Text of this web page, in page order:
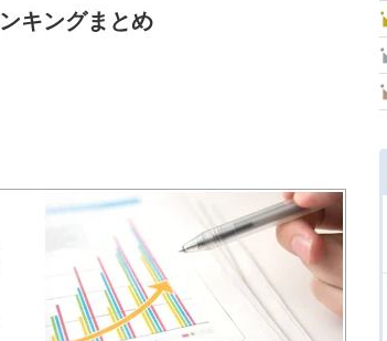
キングまとめ